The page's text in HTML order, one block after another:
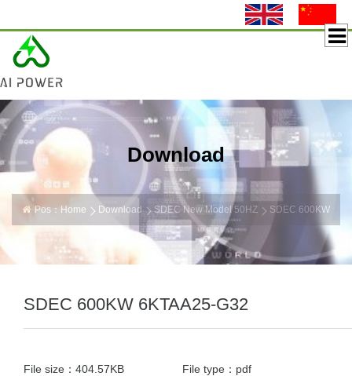
Download
Pos： Home Download SDEC New Model 50HZ SDEC 600KW
6KTAA25-G32
SDEC 600KW 6KTAA25-G32
File size：404.57KB File type：pdf